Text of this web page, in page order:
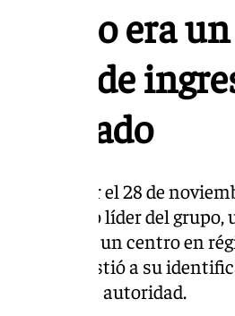
grupo era
orden de
cerrado
localizar el 28 de
al supuesto líder del grupo,
ingreso en un centro en
que se resistió a su
de la autoridad.